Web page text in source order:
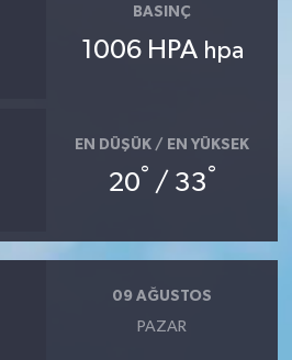
BASINÇ
1006 HPA hpa
EN DÜŞÜK / EN YÜKSEK
20° / 33°
09 AĞUSTOS
PAZAR